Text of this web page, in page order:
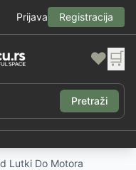
Prijava Registracija
❤️ 🛒
Pretraži
Lutki Do Motora